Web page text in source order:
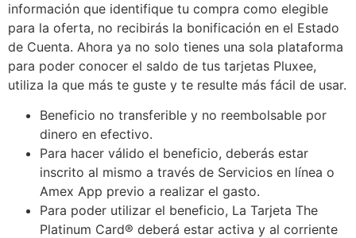
información que identifique tu compra como elegible
para la oferta, no recibirás la bonificación en el Estado
de Cuenta. Ahora ya no solo tienes una sola plataforma
para poder conocer el saldo de tus tarjetas Pluxee,
utiliza la que más te guste y te resulte más fácil de usar.
Beneficio no transferible y no reembolsable por
dinero en efectivo.
Para hacer válido el beneficio, deberás estar
inscrito al mismo a través de Servicios en línea o
Amex App previo a realizar el gasto.
Para poder utilizar el beneficio, La Tarjeta The
Platinum Card® deberá estar activa y al corriente